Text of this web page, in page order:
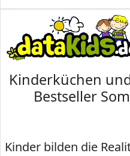
Kinderküchen
Bestseller
Kinder bilden die